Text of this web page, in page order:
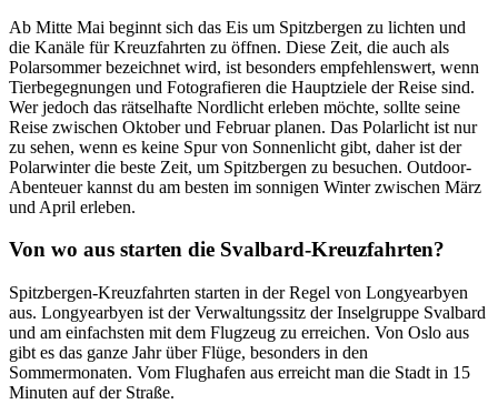
Ab Mitte Mai beginnt sich das Eis um Spitzbergen zu lichten und
die Kanäle für Kreuzfahrten zu öffnen. Diese Zeit, die auch als
Polarsommer bezeichnet wird, ist besonders empfehlenswert, wenn
Tierbegegnungen und Fotografieren die Hauptziele der Reise sind.
Wer jedoch das rätselhafte Nordlicht erleben möchte, sollte seine
Reise zwischen Oktober und Februar planen. Das Polarlicht ist nur
zu sehen, wenn es keine Spur von Sonnenlicht gibt, daher ist der
Polarwinter die beste Zeit, um Spitzbergen zu besuchen. Outdoor-
Abenteuer kannst du am besten im sonnigen Winter zwischen März
und April erleben.
Von wo aus starten die Svalbard-Kreuzfahrten?
Spitzbergen-Kreuzfahrten starten in der Regel von Longyearbyen
aus. Longyearbyen ist der Verwaltungssitz der Inselgruppe Svalbard
und am einfachsten mit dem Flugzeug zu erreichen. Von Oslo aus
gibt es das ganze Jahr über Flüge, besonders in den
Sommermonaten. Vom Flughafen aus erreicht man die Stadt in 15
Minuten auf der Straße.